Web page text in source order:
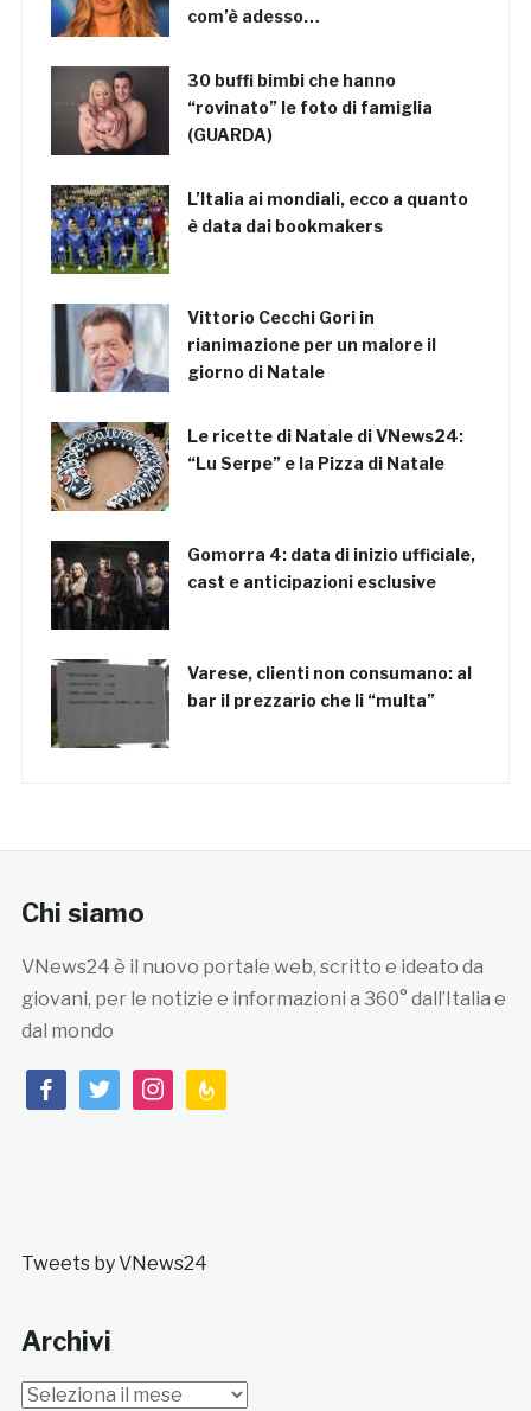
com’è adesso…
30 buffi bimbi che hanno
“rovinato” le foto di famiglia
(GUARDA)
L’Italia ai mondiali, ecco a quanto
è data dai bookmakers
Vittorio Cecchi Gori in
rianimazione per un malore il
giorno di Natale
Le ricette di Natale di VNews24:
“Lu Serpe” e la Pizza di Natale
Gomorra 4: data di inizio ufficiale,
cast e anticipazioni esclusive
Varese, clienti non consumano: al
bar il prezzario che li “multa”
Chi siamo
VNews24 è il nuovo portale web, scritto e ideato da
giovani, per le notizie e informazioni a 360° dall’Italia e
dal mondo
facebooktwitterinstagramfeedburner
Tweets by VNews24
Archivi
Archivi